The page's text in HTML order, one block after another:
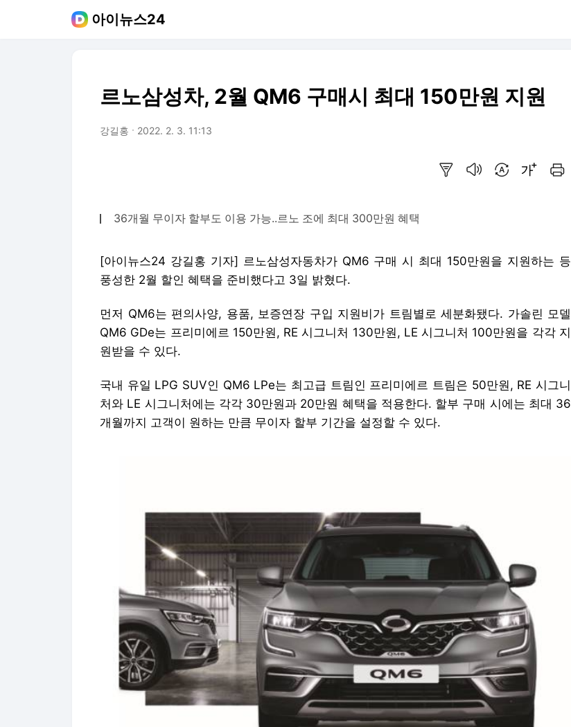
아이뉴스24
르노삼성차, 2월 QM6 구매시 최대 150만원 지원
강길홍 2022. 2. 3. 11:13
36개월 무이자 할부도 이용 가능..르노 조에 최대 300만원 혜택
[아이뉴스24 강길홍 기자] 르노삼성자동차가 QM6 구매 시 최대 150만원을 지원하는 등
풍성한 2월 할인 혜택을 준비했다고 3일 밝혔다.
먼저 QM6는 편의사양, 용품, 보증연장 구입 지원비가 트림별로 세분화됐다. 가솔린 모델
QM6 GDe는 프리미에르 150만원, RE 시그니처 130만원, LE 시그니처 100만원을 각각 지
원받을 수 있다.
국내 유일 LPG SUV인 QM6 LPe는 최고급 트림인 프리미에르 트림은 50만원, RE 시그니
처와 LE 시그니처에는 각각 30만원과 20만원 혜택을 적용한다. 할부 구매 시에는 최대 36
개월까지 고객이 원하는 만큼 무이자 할부 기간을 설정할 수 있다.